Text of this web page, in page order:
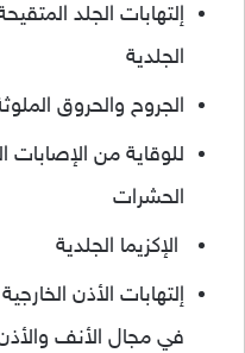
إلتهابات الجلد
الجلدية
الجروح والحروق
للوقاية من الإصابات
الحشرات
الإكزيما الجلدية
إلتهابات الأذن
في مجال الأنف